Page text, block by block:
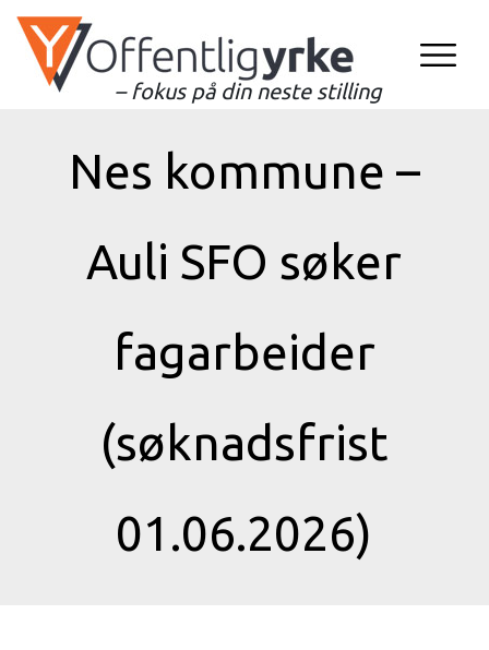
– fokus på din neste stilling
Nes kommune –
Auli SFO søker
fagarbeider
(søknadsfrist
01.06.2026)